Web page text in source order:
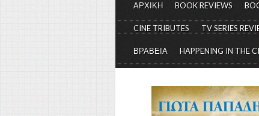
ΑΡΧΙΚΗ BOOK REVIEWS
CINE TRIBUTES TV SERIES
ΒΡΑΒΕΙΑ HAPPENING IN THE